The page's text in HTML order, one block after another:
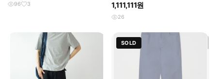
96 3 1,111,111원
26
SOLD